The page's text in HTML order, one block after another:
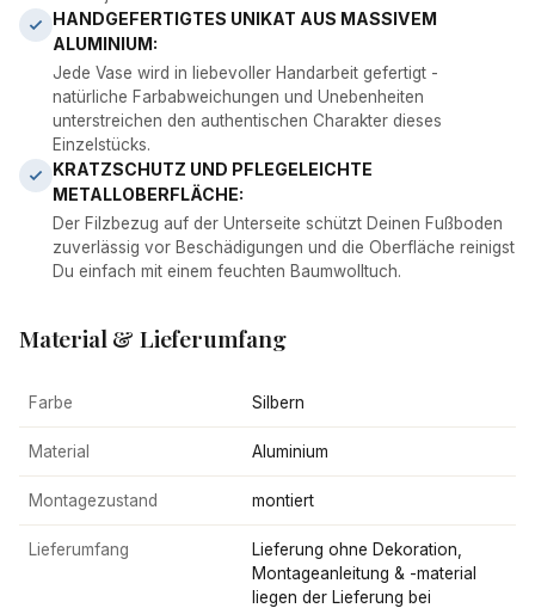
HANDGEFERTIGTES UNIKAT AUS MASSIVEM
ALUMINIUM:
Jede Vase wird in liebevoller Handarbeit gefertigt -
natürliche Farbabweichungen und Unebenheiten
unterstreichen den authentischen Charakter dieses
Einzelstücks.
KRATZSCHUTZ UND PFLEGELEICHTE
METALLOBERFLÄCHE:
Der Filzbezug auf der Unterseite schützt Deinen Fußboden
zuverlässig vor Beschädigungen und die Oberfläche reinigst
Du einfach mit einem feuchten Baumwolltuch.
Material & Lieferumfang
Farbe Silbern
Material Aluminium
Montagezustand montiert
Lieferumfang
Lieferung ohne Dekoration,
Montageanleitung & -material
liegen der Lieferung bei